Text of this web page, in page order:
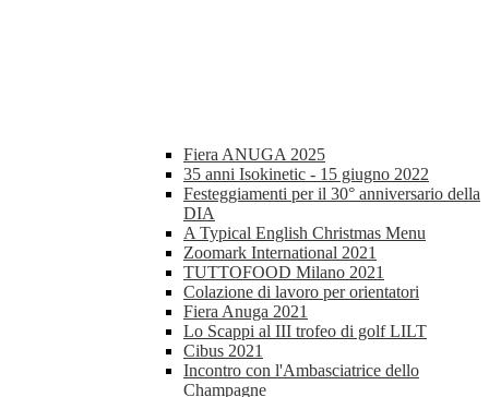
Fiera ANUGA 2025
35 anni Isokinetic - 15 giugno 2022
Festeggiamenti per il 30° anniversario della
DIA
A Typical English Christmas Menu
Zoomark International 2021
TUTTOFOOD Milano 2021
Colazione di lavoro per orientatori
Fiera Anuga 2021
Lo Scappi al III trofeo di golf LILT
Cibus 2021
Incontro con l'Ambasciatrice dello
Champagne